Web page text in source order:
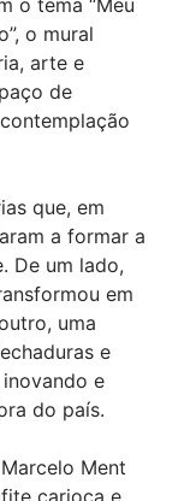
o mural
arte e
de
que, em
a formar a
De um lado,
em
uma
e
e
do país.
Ment
carioca e